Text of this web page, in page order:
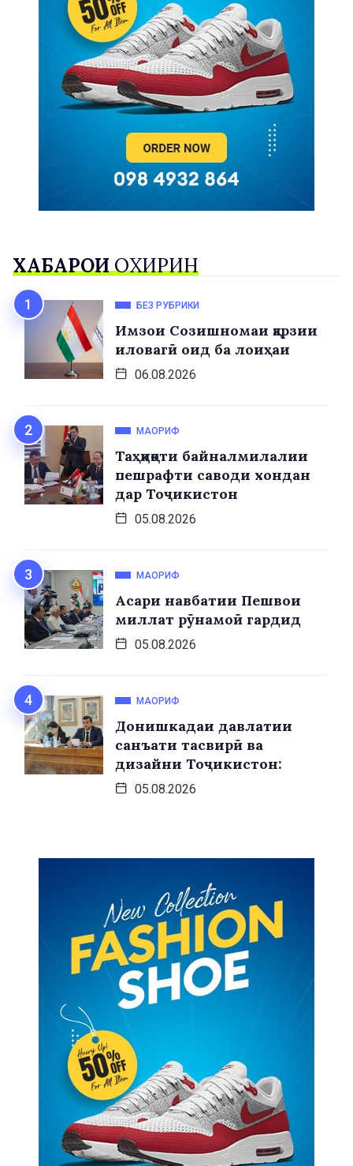
ХАБАРҲОИОХИРИН
БЕЗ РУБРИКИ
Имзои Созишномаи қарзии
иловагӣ оид ба лоиҳаи
06.08.2026
МАОРИФ
Таҳқиқоти байналмилалии
пешрафти саводи хондан
дар Тоҷикистон
05.08.2026
МАОРИФ
Асари навбатии Пешвои
миллат рӯнамоӣ гардид
05.08.2026
МАОРИФ
Донишкадаи давлатии
санъати тасвирӣ ва
дизайни Тоҷикистон:
05.08.2026